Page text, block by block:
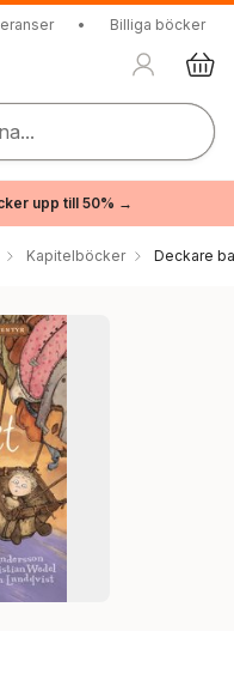
• Billiga böcker
upp till 50% →
Kapitelböcker Deckare